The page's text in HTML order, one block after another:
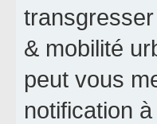
& mobilité
peut vous
notification